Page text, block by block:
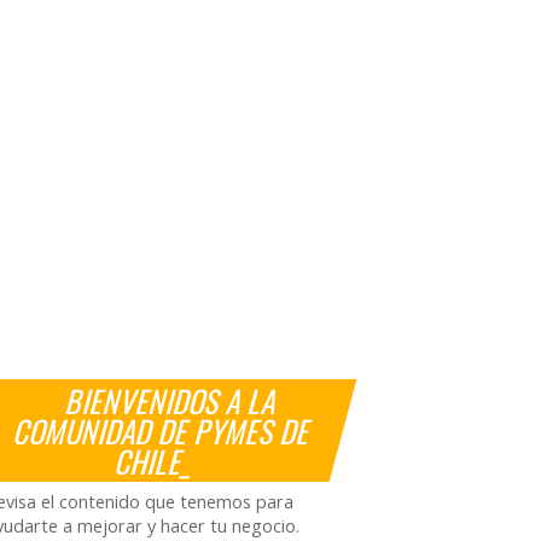
BIENVENIDOS A LA
COMUNIDAD DE PYMES DE
CHILE_
el contenido que tenemos para
a mejorar y hacer tu negocio.